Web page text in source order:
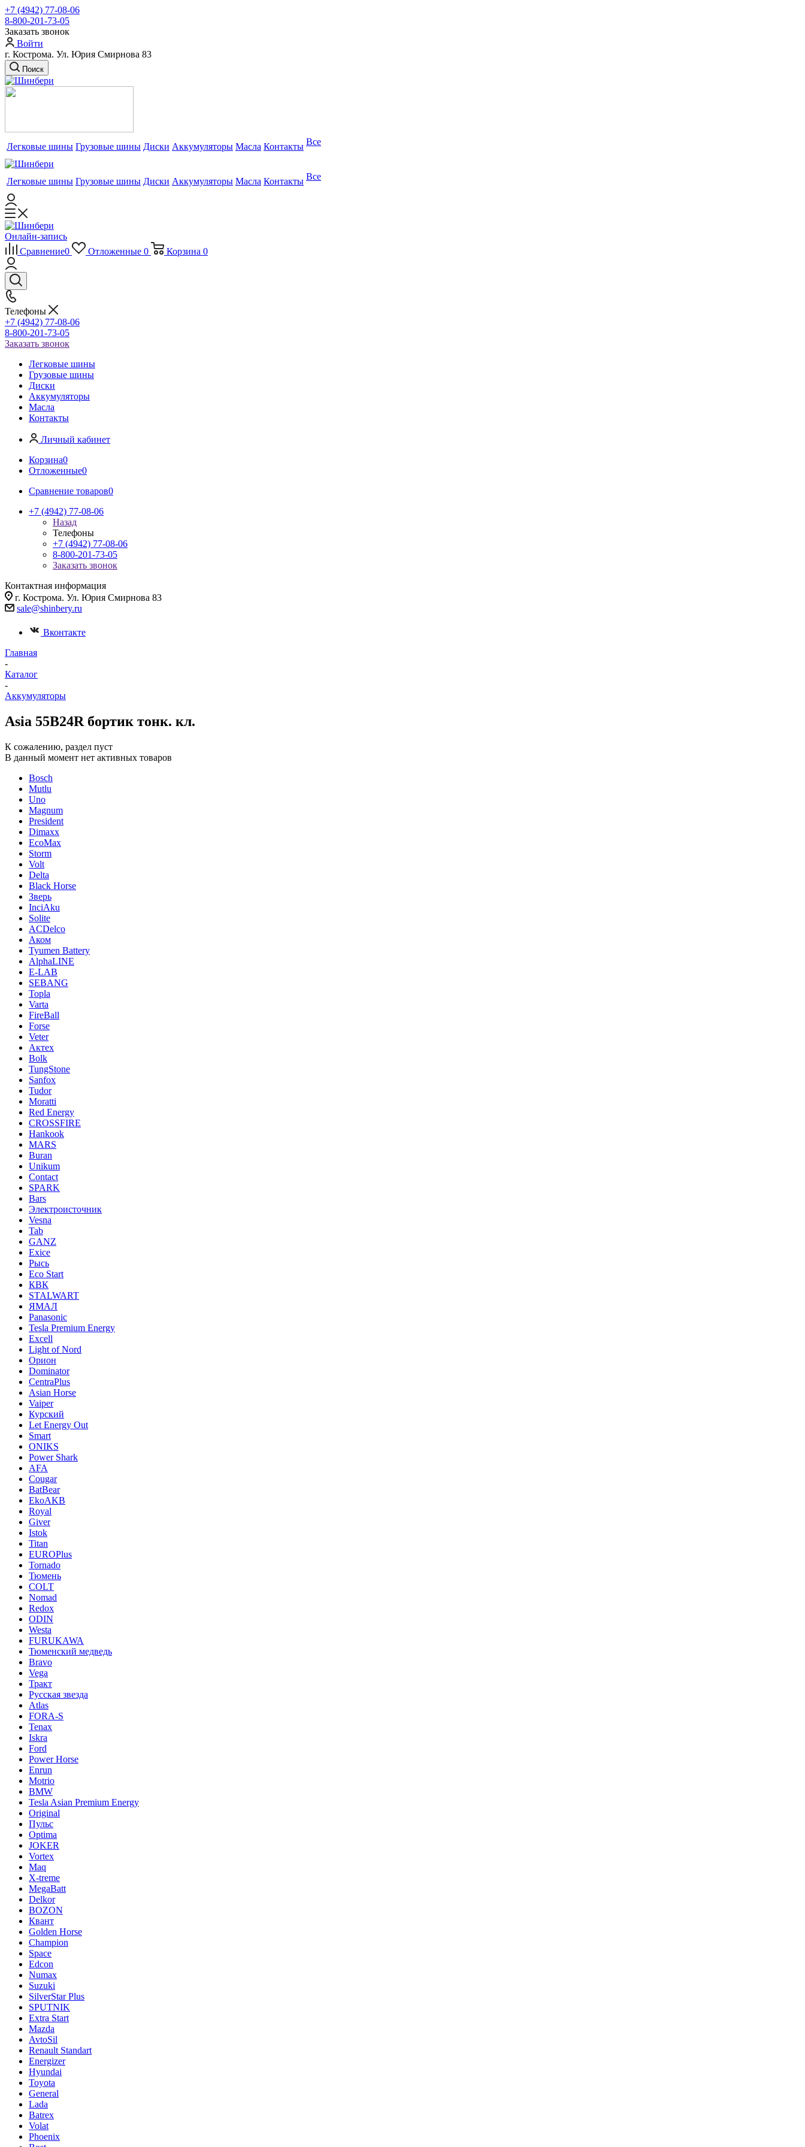
+7 (4942) 77-08-06
8-800-201-73-05
Заказать звонок
Войти
г. Кострома. Ул. Юрия Смирнова 83
Поиск
Легковые шины Грузовые шины Диски Аккумуляторы Масла Контакты Все
Легковые шины Грузовые шины Диски Аккумуляторы Масла Контакты Все
Онлайн-запись
Сравнение0 Отложенные 0 Корзина 0
Телефоны
+7 (4942) 77-08-06
8-800-201-73-05
Заказать звонок
Легковые шины
Грузовые шины
Диски
Аккумуляторы
Масла
Контакты
Личный кабинет
Корзина0
Отложенные0
Сравнение товаров0
+7 (4942) 77-08-06
Назад
Телефоны
+7 (4942) 77-08-06
8-800-201-73-05
Заказать звонок
Контактная информация
г. Кострома. Ул. Юрия Смирнова 83
sale@shinbery.ru
Вконтакте
Главная
-
Каталог
-
Аккумуляторы
Asia 55B24R бортик тонк. кл.
К сожалению, раздел пуст
В данный момент нет активных товаров
Bosch
Mutlu
Uno
Magnum
President
Dimaxx
EcoMax
Storm
Volt
Delta
Black Horse
Зверь
InciAku
Solite
ACDelco
Аком
Tyumen Battery
AlphaLINE
E-LAB
SEBANG
Topla
Varta
FireBall
Forse
Veter
Актех
Bolk
TungStone
Sanfox
Tudor
Moratti
Red Energy
CROSSFIRE
Hankook
MARS
Buran
Unikum
Contact
SPARK
Bars
Электроисточник
Vesna
Tab
GANZ
Exice
Рысь
Eco Start
КВК
STALWART
ЯМАЛ
Panasonic
Tesla Premium Energy
Excell
Light of Nord
Орион
Dominator
CentraPlus
Asian Horse
Vaiper
Курский
Let Energy Out
Smart
ONIKS
Power Shark
AFA
Cougar
BatBear
EkoAKB
Royal
Giver
Istok
Titan
EUROPlus
Tornado
Тюмень
COLT
Nomad
Redox
ODIN
Westa
FURUKAWA
Тюменский медведь
Bravo
Vega
Тракт
Русская звезда
Atlas
FORA-S
Tenax
Iskra
Ford
Power Horse
Enrun
Motrio
BMW
Tesla Asian Premium Energy
Original
Пульс
Optima
JOKER
Vortex
Maq
X-treme
MegaBatt
Delkor
BOZON
Квант
Golden Horse
Champion
Space
Edcon
Numax
Suzuki
SilverStar Plus
SPUTNIK
Extra Start
Mazda
AvtoSil
Renault Standart
Energizer
Hyundai
Toyota
General
Lada
Batrex
Volat
Phoenix